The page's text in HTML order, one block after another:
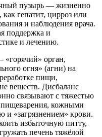
пузырь — жизненно
гепатит, цирроз или
и наблюдения врача.
поддержка и
и лечению.
орган,
огня» (агни) на
пищи,
веществ. Дисбаланс
связывают с тяжестью
пищеварения, кожными
и «загрязнением» крови.
избыточную питту,
печень тяжёлой